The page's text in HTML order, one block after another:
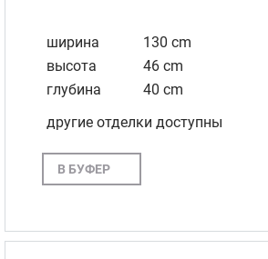
ширина
130 cm
высота
46 cm
глубина
40 cm
другие отделки доступны
В БУФЕР